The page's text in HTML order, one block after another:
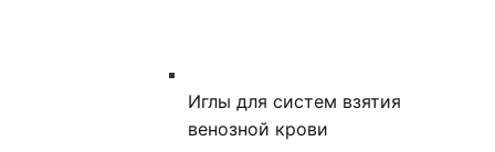
Иглы для систем взятия
венозной крови